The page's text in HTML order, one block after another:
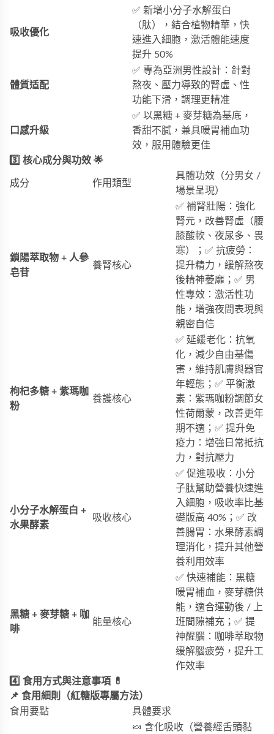
吸收優化
✅ 新增小分子水解蛋白
（肽），結合植物精華，快
速進入細胞，激活體能速度
提升 50%
體質适配
✅ 專為亞洲男性設計：針對
熬夜、壓力導致的腎虛、性
功能下滑，調理更精准
口感升級
✅ 以黑糖 + 麥芽糖為基底，
香甜不膩，兼具暖胃補血功
效，服用體驗更佳
3️⃣ 核心成分與功效 🌟
成分 作用類型
具體功效（分男女 /
場景呈現）
鎖陽萃取物 + 人參
皂苷
養腎核心
✅ 補腎壯陽：強化
腎元，改善腎虛（腰
膝酸軟、夜尿多、畏
寒）；✅ 抗疲勞：
提升精力，緩解熬夜
後精神萎靡；✅ 男
性專效：激活性功
能，增強夜間表現與
親密自信
枸杞多糖 + 紫瑪咖
粉
養護核心
✅ 延緩老化：抗氧
化，減少自由基傷
害，維持肌膚與器官
年輕態；✅ 平衡激
素：紫瑪咖粉調節女
性荷爾蒙，改善更年
期不適；✅ 提升免
疫力：增強日常抵抗
力，對抗壓力
小分子水解蛋白 +
水果酵素
吸收核心
✅ 促進吸收：小分
子肽幫助營養快速進
入細胞，吸收率比基
礎版高 40%；✅ 改
善腸胃：水果酵素調
理消化，提升其他營
養利用效率
黑糖 + 麥芽糖 + 咖
啡
能量核心
✅ 快速補能：黑糖
暖胃補血，麥芽糖供
能，適合運動後 / 上
班間隙補充；✅ 提
神醒腦：咖啡萃取物
缓解腦疲勞，提升工
作效率
4️⃣ 食用方式與注意事項 💊
📌 食用細則（紅糖版專屬方法）
食用要點
具體要求
🍬 含化吸收（營養經舌頭黏